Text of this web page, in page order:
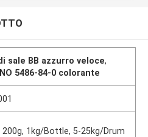
sale BB azzurro veloce,
5486-84-0 colorante
200g, 1kg/Bottle, 5-25kg/Drum